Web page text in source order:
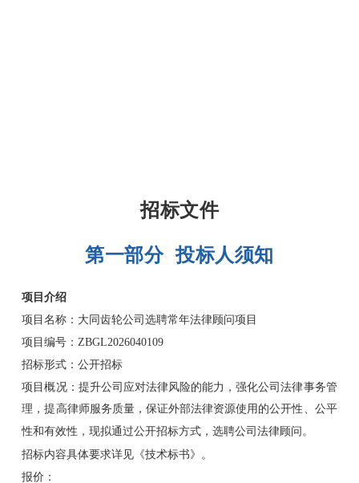
招标文件
第一部分 投标人须知
项目介绍
项目名称：大同齿轮公司选聘常年法律顾问项目
项目编号：ZBGL2026040109
招标形式：公开招标
项目概况：提升公司应对法律风险的能力，强化公司法律事务管
理，提高律师服务质量，保证外部法律资源使用的公开性、公平
性和有效性，现拟通过公开招标方式，选聘公司法律顾问。
招标内容具体要求详见《技术标书》。
报价：